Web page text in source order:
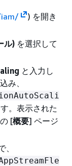
iam/
) を開き
ル) を選択して
と入力し
み、
。表示された
[概要] ページ